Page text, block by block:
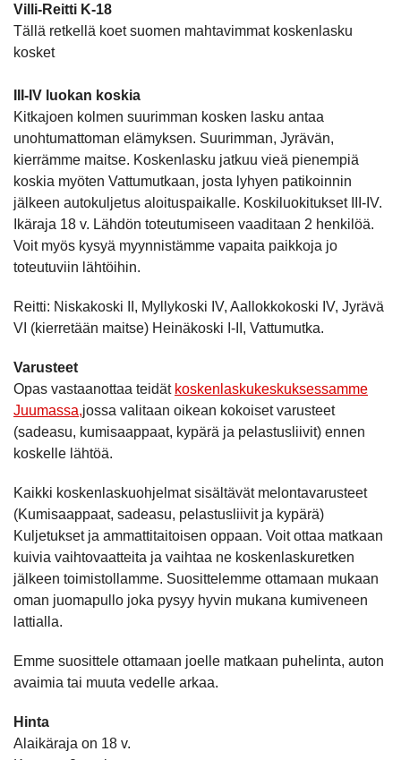
Villi-Reitti K-18
Tällä retkellä koet suomen mahtavimmat koskenlasku
kosket
III-IV luokan koskia
Kitkajoen kolmen suurimman kosken lasku antaa
unohtumattoman elämyksen. Suurimman, Jyrävän,
kierrämme maitse. Koskenlasku jatkuu vieä pienempiä
koskia myöten Vattumutkaan, josta lyhyen patikoinnin
jälkeen autokuljetus aloituspaikalle. Koskiluokitukset III-IV.
Ikäraja 18 v. Lähdön toteutumiseen vaaditaan 2 henkilöä.
Voit myös kysyä myynnistämme vapaita paikkoja jo
toteutuviin lähtöihin.
Reitti: Niskakoski II, Myllykoski IV, Aallokkokoski IV, Jyrävä
VI (kierretään maitse) Heinäkoski I-II, Vattumutka.
Varusteet
Opas vastaanottaa teidät koskenlaskukeskuksessamme
Juumassa,jossa valitaan oikean kokoiset varusteet
(sadeasu, kumisaappaat, kypärä ja pelastusliivit) ennen
koskelle lähtöä.
Kaikki koskenlaskuohjelmat sisältävät melontavarusteet
(Kumisaappaat, sadeasu, pelastusliivit ja kypärä)
Kuljetukset ja ammattitaitoisen oppaan. Voit ottaa matkaan
kuivia vaihtovaatteita ja vaihtaa ne koskenlaskuretken
jälkeen toimistollamme. Suosittelemme ottamaan mukaan
oman juomapullo joka pysyy hyvin mukana kumiveneen
lattialla.
Emme suosittele ottamaan joelle matkaan puhelinta, auton
avaimia tai muuta vedelle arkaa.
Hinta
Alaikäraja on 18 v.